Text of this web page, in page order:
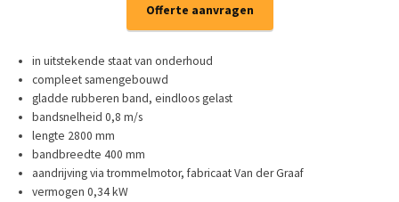
Offerte aanvragen
in uitstekende staat van onderhoud
compleet samengebouwd
gladde rubberen band, eindloos gelast
bandsnelheid 0,8 m/s
lengte 2800 mm
bandbreedte 400 mm
aandrijving via trommelmotor, fabricaat Van der Graaf
vermogen 0,34 kW